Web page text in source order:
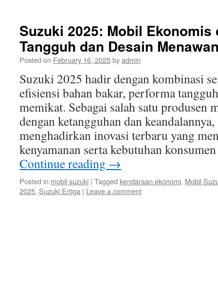
Suzuki 2025: Mobil
Tangguh dan Desain
Posted on February 16, 2025byadmin
Suzuki 2025 hadir dengan kombinasi
efisiensi bahan bakar, performa
memikat. Sebagai salah satu produsen
dengan ketangguhan dan
menghadirkan inovasi terbaru yang
kenyamanan serta kebutuhan
Continue reading →
Posted in mobil suzuki | Tagged kendaraan ekonomi, Mobil
2025, Suzuki Ertiga | Leave a comment